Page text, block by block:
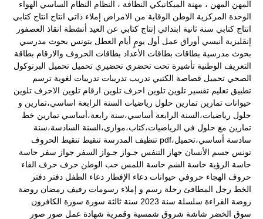
المهن المهن ، مهنة الميكانيكي النظافة ، النظام النظام الساسي الهواء
الوحدة المركزية الوطن الوقاية من الامراض إملاء ذاتي انتاج انتاج كتابي
انتاج كتابي سنة ثانية ابتدائي إنتاج كتابي عن العيد أنشطة انقاذ العصفور
إنقليزية أنيسي أوراق عمل أول يومٍ أيام العطل بتونس بحوث مدرسي
بحوث مدرسية بطاقات بطاقات الأعداد بطاقات الحروف والارقام بطاقة
التعريف الوطنية تأشيرة تحت تحضري تحضيري تحميل تحميل البرتوكول
الصحي تحميل قصاصة الكتبي تدريب تدريبات تدريبات لغوية ترسم
تطبيق تعليم تفسير تلوين تلوين احرف تلوين ارقام تلوين الاحرف تلوين
حيوانات تمارين تمارين حلول رياضيات السنة الرابعة اساسي،تمارين و
حلول رياضيات،السنة الرابعة أساسي،سنة رابعة،أساسي تمارين خط
تمارين مع حلول في الرياضيات،كتاب،موازي،السنة السادسة،سنة
سادسة أساسي،تحميل،pdf
تنظيف المدرسة تنقيط تنقيط الحروف
تونس جسم الأنسان جهاز التنفس جـواز جـواز السفر جواز سفر حاسة
حاسة الرؤية حاسة الشم حاسة اللمس حب الوطن حرف حرف الفاء
حروف الهجاء حروفي حيوانات دعاء الإفطار دعاء الطفل دفتر دفتر
الخط رجل المطافئ رحلة رسم و إملاء رسومات رفيف رمضان روضة
روضة القراءة سلسلة سنة 2023 سنة ثالثة سورة سورة الكافرون
سوق الخضر شاشة شروق شمسية وقمرية شهادة عمل صور صور